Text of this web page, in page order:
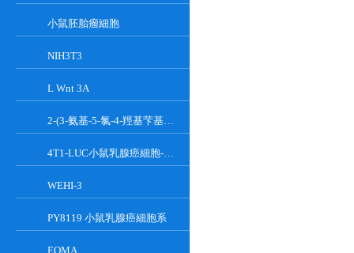
小鼠胚胎瘤細胞
NIH3T3
L Wnt 3A
2-(3-氨基-5-氯-4-羥基芐基)-1H-異吲哚-1,3(2H)-二酮
4T1-LUC小鼠乳腺癌細胞-熒光素酶標記
WEHI-3
PY8119 小鼠乳腺癌細胞系
EOMA